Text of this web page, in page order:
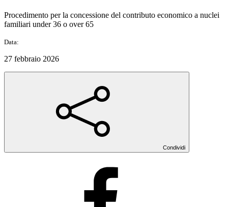
Procedimento per la concessione del contributo economico a nuclei
familiari under 36 o over 65
Data:
27 febbraio 2026
Condividi